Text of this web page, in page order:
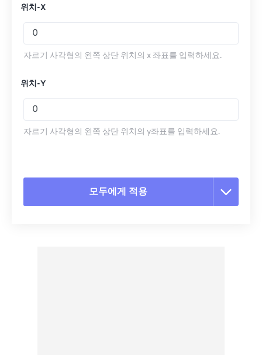
위치-X
자르기 사각형의 왼쪽 상단 위치의 x 좌표를 입력하세요.
위치-Y
자르기 사각형의 왼쪽 상단 위치의 y좌표를 입력하세요.
모두에게 적용